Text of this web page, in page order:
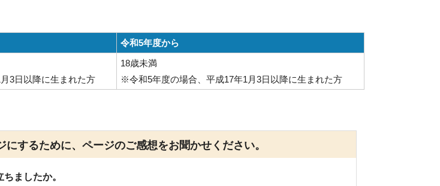
令和5年度から
3日以降に生まれた方
18歳未満
※令和5年度の場合、平成17年1月3日以降に生まれた方
にするために、ページのご感想をお聞かせください。
ましたか。